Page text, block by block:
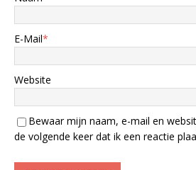
E-Mail*
Website
Bewaar mijn naam, e-mail en
de volgende keer dat ik een reactie